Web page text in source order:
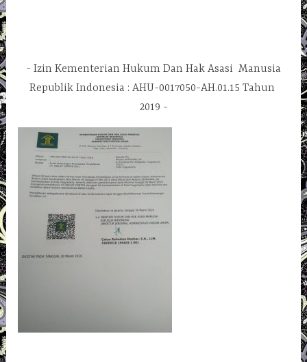
Izin Kementerian Hukum Dan Hak Asasi Manusia
Republik Indonesia : AHU-0017050-AH.01.15 Tahun
2019